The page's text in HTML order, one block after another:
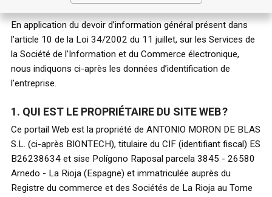
En application du devoir d’information général présent dans
l’article 10 de la Loi 34/2002 du 11 juillet, sur les Services de
la Société de l’Information et du Commerce électronique,
nous indiquons ci-après les données d’identification de
l’entreprise.
1. QUI EST LE PROPRIÉTAIRE DU SITE WEB ?
Ce portail Web est la propriété de ANTONIO MORON DE BLAS
S.L. (ci-après BIONTECH), titulaire du CIF (identifiant fiscal) ES
B26238634 et sise Polígono Raposal parcela 3845 - 26580
Arnedo - La Rioja (Espagne) et immatriculée auprès du
Registre du commerce et des Sociétés de La Rioja au Tome